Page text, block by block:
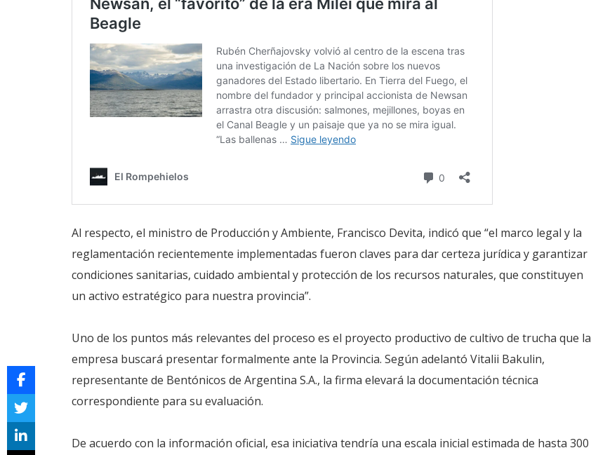
Al respecto, el ministro de Producción y Ambiente, Francisco Devita, indicó que “el marco legal y la
reglamentación recientemente implementadas fueron claves para dar certeza jurídica y garantizar
condiciones sanitarias, cuidado ambiental y protección de los recursos naturales, que constituyen
un activo estratégico para nuestra provincia”.
Uno de los puntos más relevantes del proceso es el proyecto productivo de cultivo de trucha que la
empresa buscará presentar formalmente ante la Provincia. Según adelantó Vitalii Bakulin,
representante de Bentónicos de Argentina S.A., la firma elevará la documentación técnica
correspondiente para su evaluación.
De acuerdo con la información oficial, esa iniciativa tendría una escala inicial estimada de hasta 300